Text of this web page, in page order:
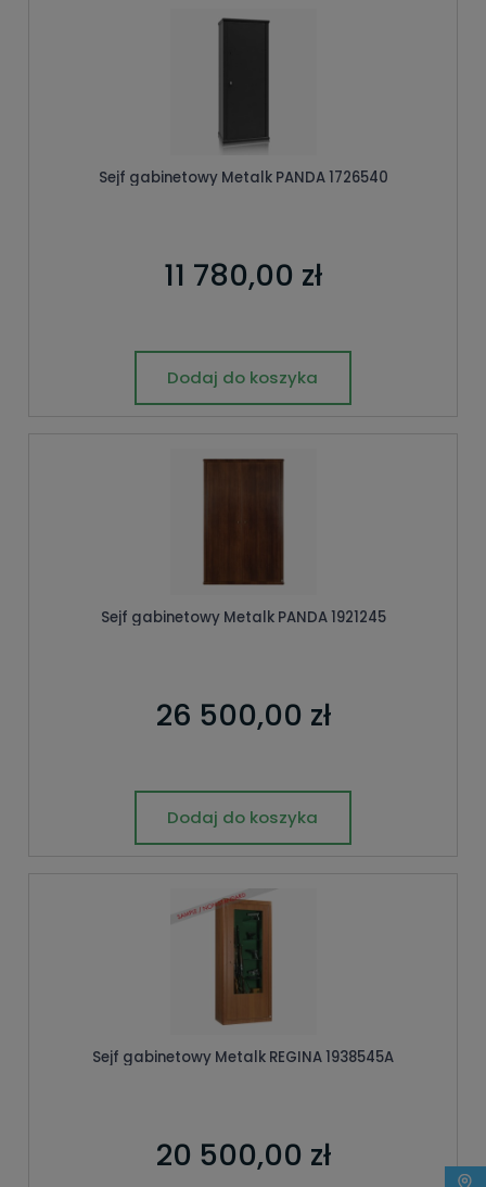
Sejf gabinetowy Metalk PANDA 1726540
11 780,00 zł
Dodaj do koszyka
Sejf gabinetowy Metalk PANDA 1921245
26 500,00 zł
Dodaj do koszyka
Sejf gabinetowy Metalk REGINA 1938545A
20 500,00 zł